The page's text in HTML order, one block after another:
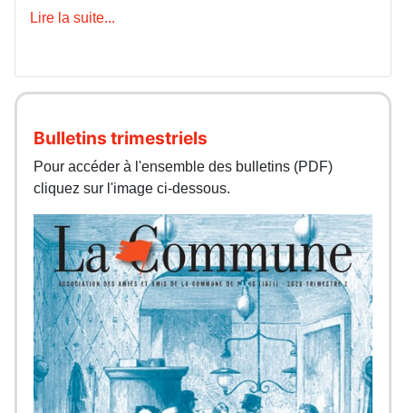
Lire la suite...
Bulletins trimestriels
Pour accéder à l'ensemble des bulletins (PDF)
cliquez sur l'image ci-dessous.